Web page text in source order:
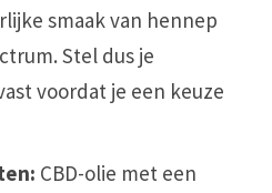
smaak van hennep
Stel dus je
voordat je een keuze
CBD-olie met een